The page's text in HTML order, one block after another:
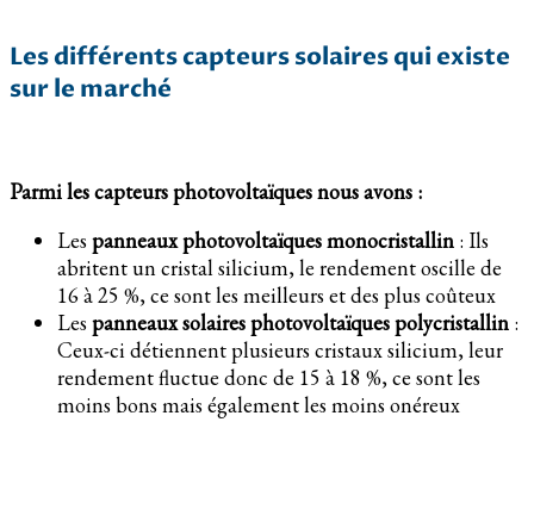
Les différents capteurs solaires qui existe
sur le marché
Parmi les capteurs photovoltaïques nous avons :
Les panneaux photovoltaïques monocristallin : Ils
abritent un cristal silicium, le rendement oscille de
16 à 25 %, ce sont les meilleurs et des plus coûteux
Les panneaux solaires photovoltaïques polycristallin :
Ceux-ci détiennent plusieurs cristaux silicium, leur
rendement fluctue donc de 15 à 18 %, ce sont les
moins bons mais également les moins onéreux